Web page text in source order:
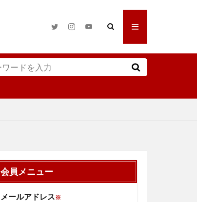
会員メニュー
メールアドレス※